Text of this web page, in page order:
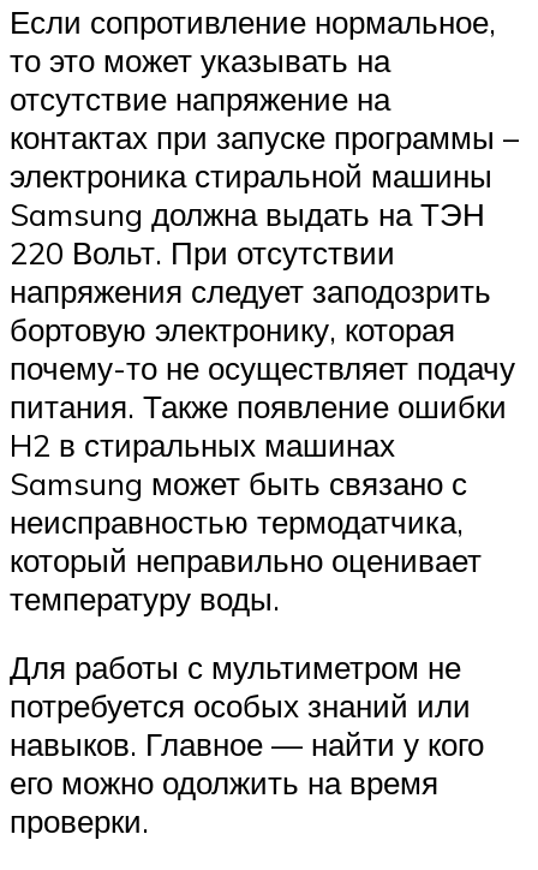
Если сопротивление нормальное,
то это может указывать на
отсутствие напряжение на
контактах при запуске программы –
электроника стиральной машины
Samsung должна выдать на ТЭН
220 Вольт. При отсутствии
напряжения следует заподозрить
бортовую электронику, которая
почему-то не осуществляет подачу
питания. Также появление ошибки
H2 в стиральных машинах
Samsung может быть связано с
неисправностью термодатчика,
который неправильно оценивает
температуру воды.
Для работы с мультиметром не
потребуется особых знаний или
навыков. Главное — найти у кого
его можно одолжить на время
проверки.